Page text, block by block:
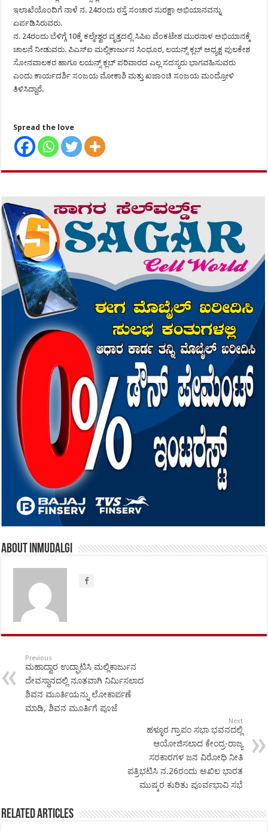
ಇಲಾಖೆಯೊಂದಿಗೆ ನಾಳೆ ನ. 24ರಂದು ರಸ್ತೆ ಸಂಚಾರ ಸುರಕ್ಷಾ ಅಭಿಯಾನವನ್ನು
ಏರ್ಪಡಿಸಿರುವರು.
ನ. 24ರಂದು ಬೆಳಿಗ್ಗೆ 10ಕ್ಕೆ ಕಲ್ಮೇಶ್ವರ ವೃತ್ತದಲ್ಲಿ ಸಿಪಿಐ ವೆಂಕಟೇಶ ಮುರನಾಳ ಅಭಿಯಾನಕ್ಕೆ
ಚಾಲನೆ ನೀಡುವರು. ಪಿಎಸ್‍ಐ ಮಲ್ಲಿಕಾರ್ಜುನ ಸಿಂಧೂರ, ಲಯನ್ಸ್ ಕ್ಲಬ್ ಅಧ್ಯಕ್ಷ ಪುಲಕೇಶ
ಸೋನವಾಲಕರ ಹಾಗೂ ಲಯನ್ಸ್ ಕ್ಲಬ್ ಪರಿವಾರದ ಎಲ್ಲ ಸದಸ್ಯರು ಭಾಗವಹಿಸುವರು
ಎಂದು ಕಾರ್ಯದರ್ಶಿ ಸಂಜಯ ಮೋಕಾಶಿ ಮತ್ತು ಖಜಾಂಚಿ ಸಂಜಯ ಮಂದ್ರೋಳಿ
ತಿಳಿಸಿದ್ದಾರೆ.
Spread the love
About inmudalgi
Previous
ಮಹಾದ್ವಾರ ಉದ್ಘಾಟಿಸಿ ಮಲ್ಲಿಕಾರ್ಜುನ
ದೇವಸ್ಥಾನದಲ್ಲಿ ನೂತವಾಗಿ ನಿರ್ಮಿಸಲಾದ
ಶಿವನ ಮೂರ್ತಿಯನ್ನು ಲೋಕಾರ್ಪಣೆ
ಮಾಡಿ, ಶಿವನ ಮೂರ್ತಿಗೆ ಪೂಜೆ
Next
ಹಳ್ಳೂರ ಗ್ರಾಪಂ ಸಭಾ ಭವನದಲ್ಲಿ
ಆಯೋಜಿಸಲಾದ ಕೇಂದ್ರ-ರಾಜ್ಯ
ಸರಕಾರಗಳ ಜನ ವಿರೋಧಿ ನೀತಿ
ಪತ್ರಿಭಟಿಸಿ ನ.26ರಂದು ಅಖಿಲ ಭಾರತ
ಮುಷ್ಕರ ಕುರಿತು ಪೂರ್ವಭಾವಿ ಸಭೆ
Related Articles